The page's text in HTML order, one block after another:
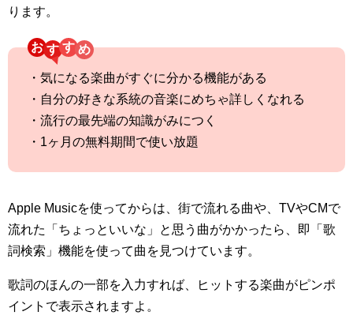
ります。
お す
・気になる楽曲がすぐに分かる機能がある
・自分の好きな系統の音楽にめちゃ詳しくなれる
・流行の最先端の知識がみにつく
・1ヶ月の無料期間で使い放題
Apple Musicを使ってからは、街で流れる曲や、TVやCMで
流れた「ちょっといいな」と思う曲がかかったら、即「歌
詞検索」機能を使って曲を見つけています。
歌詞のほんの一部を入力すれば、ヒットする楽曲がピンポ
イントで表示されますよ。